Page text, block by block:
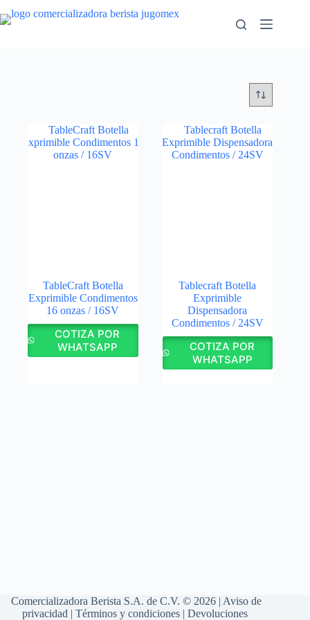
al
TableCraft Botella
Exprimible Condimentos
16 onzas / 16SV
COTIZA POR
WHATSAPP
Tablecraft Botella
Exprimible
Dispensadora
Condimentos / 24SV
COTIZA POR
WHATSAPP
Comercializadora Berista S.A. de C.V. © 2026 | Aviso de
privacidad |Términos y condiciones |Devoluciones